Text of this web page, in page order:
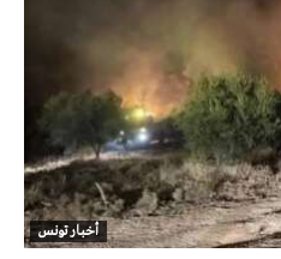
أخبار تونس